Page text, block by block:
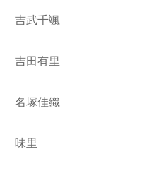
吉武千颯
吉田有里
名塚佳織
味里